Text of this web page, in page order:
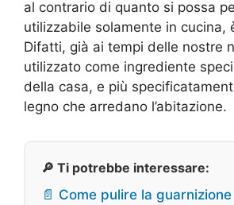
al contrario di quanto si possa
utilizzabile solamente in cucina,
Difatti, già ai tempi delle nostre
utilizzato come ingrediente
della casa, e più
legno che arredano l’abitazione.
🔎 Ti potrebbe interessare:
📄 Come pulire la